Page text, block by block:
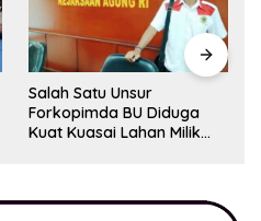
Salah Satu Unsur
Forkopimda BU Diduga
Kuat Kuasai Lahan Milik